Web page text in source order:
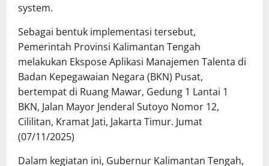
system.
Sebagai bentuk implementasi tersebut,
Pemerintah Provinsi Kalimantan Tengah
melakukan Ekspose Aplikasi Manajemen Talenta di
Badan Kepegawaian Negara (BKN) Pusat,
bertempat di Ruang Mawar, Gedung 1 Lantai 1
BKN, Jalan Mayor Jenderal Sutoyo Nomor 12,
Cililitan, Kramat Jati, Jakarta Timur. Jumat
(07/11/2025)
Dalam kegiatan ini, Gubernur Kalimantan Tengah,